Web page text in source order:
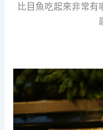
比目魚吃起來非常